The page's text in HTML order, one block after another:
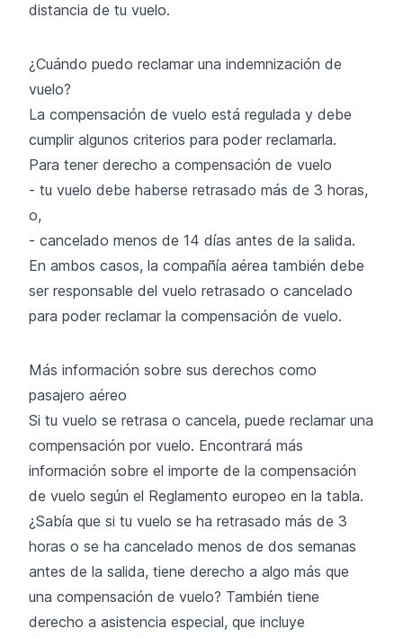
distancia de tu vuelo.
¿Cuándo puedo reclamar una indemnización de
vuelo?
La compensación de vuelo está regulada y debe
cumplir algunos criterios para poder reclamarla.
Para tener derecho a compensación de vuelo
- tu vuelo debe haberse retrasado más de 3 horas,
o,
- cancelado menos de 14 días antes de la salida.
En ambos casos, la compañía aérea también debe
ser responsable del vuelo retrasado o cancelado
para poder reclamar la compensación de vuelo.
Más información sobre sus derechos como
pasajero aéreo
Si tu vuelo se retrasa o cancela, puede reclamar una
compensación por vuelo. Encontrará más
información sobre el importe de la compensación
de vuelo según el Reglamento europeo en la tabla.
¿Sabía que si tu vuelo se ha retrasado más de 3
horas o se ha cancelado menos de dos semanas
antes de la salida, tiene derecho a algo más que
una compensación de vuelo? También tiene
derecho a asistencia especial, que incluye